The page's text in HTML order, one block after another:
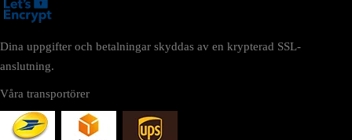
Dina uppgifter och betalningar skyddas av en krypterad SSL-
anslutning.
Våra transportörer